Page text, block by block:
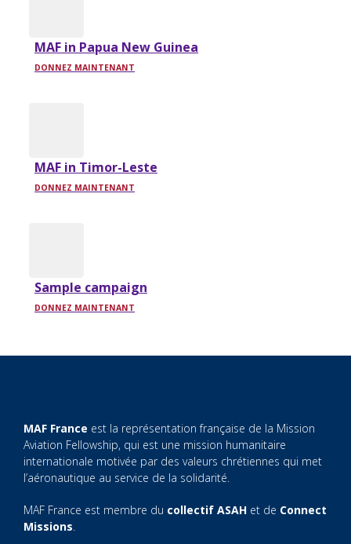
MAF in Papua New Guinea
DONNEZ MAINTENANT
MAF in Timor-Leste
DONNEZ MAINTENANT
Sample campaign
DONNEZ MAINTENANT
MAF France est la représentation française de la Mission
Aviation Fellowship, qui est une mission humanitaire
internationale motivée par des valeurs chrétiennes qui met
l’aéronautique au service de la solidarité.
MAF France est membre du collectif ASAH et de Connect
Missions.